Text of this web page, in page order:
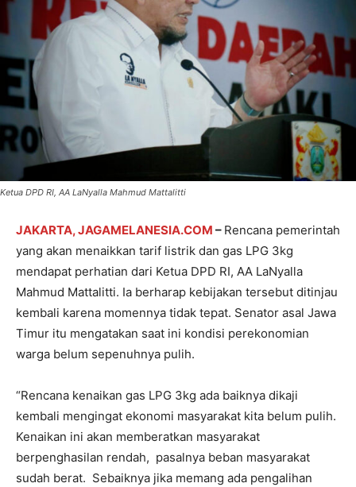
Ketua DPD RI, AA LaNyalla Mahmud Mattalitti
JAKARTA, JAGAMELANESIA.COM – Rencana pemerintah
yang akan menaikkan tarif listrik dan gas LPG 3kg
mendapat perhatian dari Ketua DPD RI, AA LaNyalla
Mahmud Mattalitti. Ia berharap kebijakan tersebut ditinjau
kembali karena momennya tidak tepat. Senator asal Jawa
Timur itu mengatakan saat ini kondisi perekonomian
warga belum sepenuhnya pulih.
“Rencana kenaikan gas LPG 3kg ada baiknya dikaji
kembali mengingat ekonomi masyarakat kita belum pulih.
Kenaikan ini akan memberatkan masyarakat
berpenghasilan rendah, pasalnya beban masyarakat
sudah berat. Sebaiknya jika memang ada pengalihan